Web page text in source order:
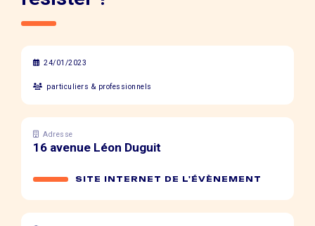
24/01/2023
particuliers & professionnels
Adresse
16 avenue Léon Duguit
SITE INTERNET DE L'ÉVÈNEMENT